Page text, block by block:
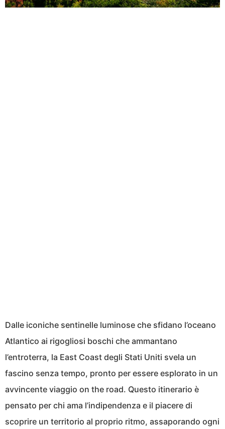
Dalle iconiche sentinelle luminose che sfidano l’oceano
Atlantico ai rigogliosi boschi che ammantano
l’entroterra, la East Coast degli Stati Uniti svela un
fascino senza tempo, pronto per essere esplorato in un
avvincente viaggio on the road. Questo itinerario è
pensato per chi ama l’indipendenza e il piacere di
scoprire un territorio al proprio ritmo, assaporando ogni